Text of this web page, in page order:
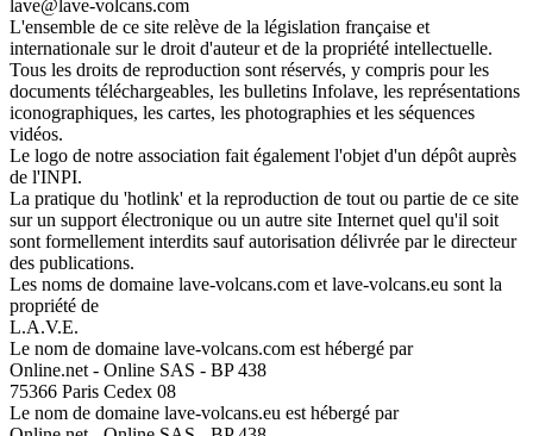
lave@lave-volcans.com
L'ensemble de ce site relève de la législation française et
internationale sur le droit d'auteur et de la propriété intellectuelle.
Tous les droits de reproduction sont réservés, y compris pour les
documents téléchargeables, les bulletins Infolave, les représentations
iconographiques, les cartes, les photographies et les séquences
vidéos.
Le logo de notre association fait également l'objet d'un dépôt auprès
de l'INPI.
La pratique du 'hotlink' et la reproduction de tout ou partie de ce site
sur un support électronique ou un autre site Internet quel qu'il soit
sont formellement interdits sauf autorisation délivrée par le directeur
des publications.
Les noms de domaine lave-volcans.com et lave-volcans.eu sont la
propriété de
L.A.V.E.
Le nom de domaine lave-volcans.com est hébergé par
Online.net - Online SAS - BP 438
75366 Paris Cedex 08
Le nom de domaine lave-volcans.eu est hébergé par